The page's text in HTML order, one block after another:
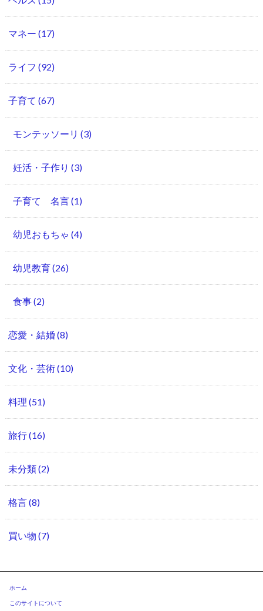
マネー (17)
ライフ (92)
子育て (67)
モンテッソーリ (3)
妊活・子作り (3)
子育て 名言(1)
幼児おもちゃ (4)
幼児教育(26)
食事(2)
恋愛・結婚(8)
文化・芸術(10)
料理 (51)
旅行(16)
未分類(2)
格言(8)
買い物 (7)
ホーム
このサイトについて